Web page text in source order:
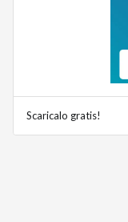
Scaricalo gratis!